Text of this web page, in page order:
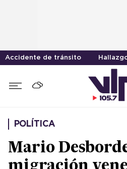
Accidente de tránsito
POLÍTICA
Mario